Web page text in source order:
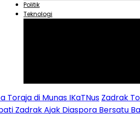
Politik
Teknologi
di Munas IKaTNusZadrak
Ajak Diaspora Bersatu